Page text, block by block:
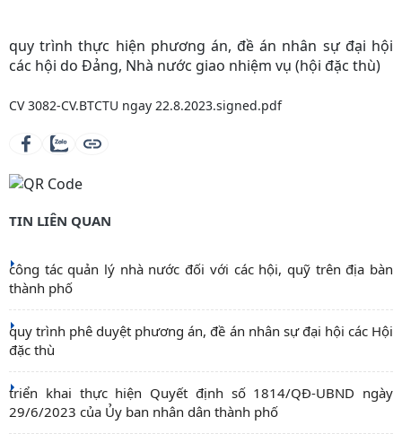
quy trình thực hiện phương án, đề án nhân sự đại hội
các hội do Đảng, Nhà nước giao nhiệm vụ (hội đặc thù)
CV 3082-CV.BTCTU ngay 22.8.2023.signed.pdf
TIN LIÊN QUAN
công tác quản lý nhà nước đối với các hội, quỹ trên địa bàn
thành phố
quy trình phê duyệt phương án, đề án nhân sự đại hội các Hội
đặc thù
triển khai thực hiện Quyết định số 1814/QĐ-UBND ngày
29/6/2023 của Ủy ban nhân dân thành phố